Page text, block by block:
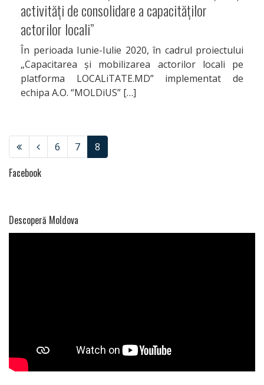
Articole
Atracții
Facebook
Instagram
IMPLICĂ-
TE
activități de consolidare a capacităților
actorilor locali”
În perioada Iunie-Iulie 2020, în cadrul proiectului
„Capacitarea și mobilizarea actorilor locali pe
platforma LOCALiTATE.MD” implementat de
echipa A.O. “MOLDiUS” […]
6 7 8
Facebook
Descoperă Moldova